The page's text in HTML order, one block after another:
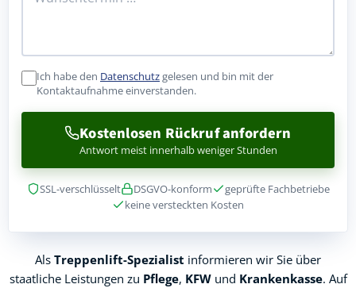
Ich habe den Datenschutzgelesen und bin mit der
Kontaktaufnahme einverstanden.
Kostenlosen Rückruf anfordern
Antwort meist innerhalb weniger Stunden
SSL-verschlüsselt DSGVO-konform
geprüfte Fachbetriebe
keine versteckten Kosten
Als Treppenlift-Spezialist informieren wir Sie über
staatliche Leistungen zu Pflege, KFWund Krankenkasse. Auf